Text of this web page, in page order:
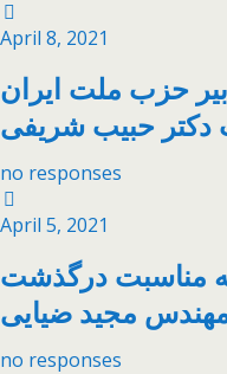
April 8, 2021
حزب ملت ایران
حبیب شریفی
no responses
April 5, 2021
مناسبت درگذشت
مجید ضیایی
no responses